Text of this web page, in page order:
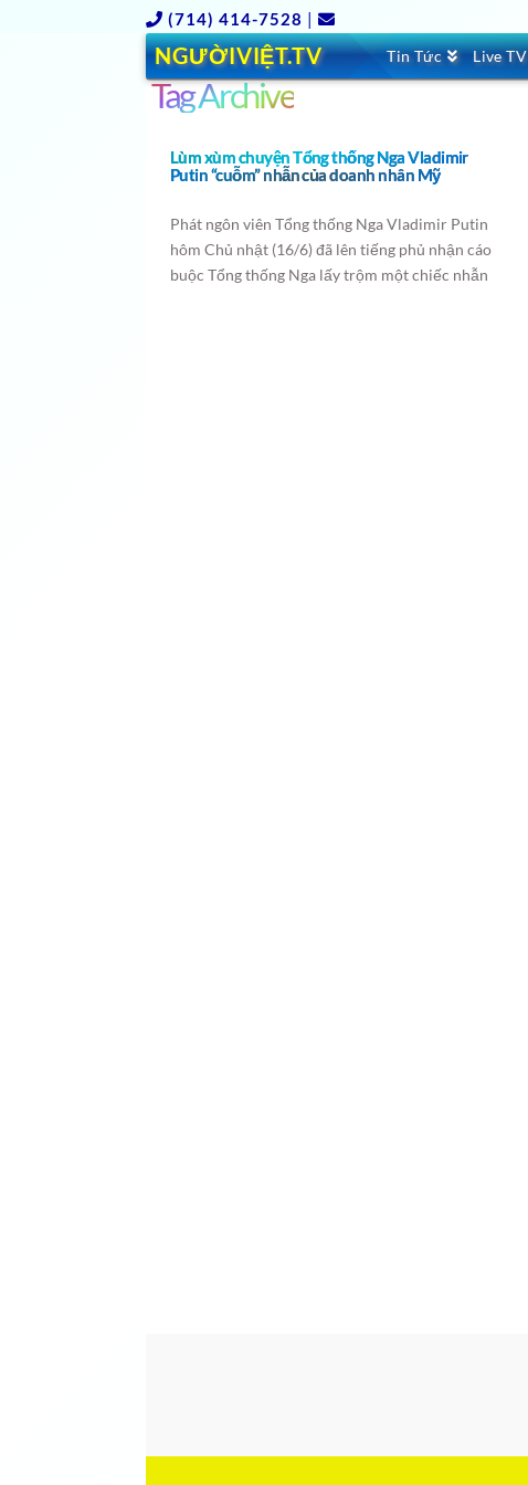
(714) 414-7528 |
NGƯỜIVIỆT.TV Tin Tức Live TV
Tag Archive
Lùm xùm chuyện Tổng thống Nga Vladimir
Putin “cuỗm” nhẫn của doanh nhân Mỹ
Phát ngôn viên Tổng thống Nga Vladimir Putin
hôm Chủ nhật (16/6) đã lên tiếng phủ nhận cáo
buộc Tổng thống Nga lấy trộm một chiếc nhẫn